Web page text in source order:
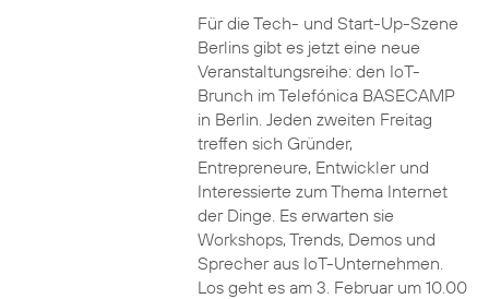
Für die Tech- und Start-Up-Szene
Berlins gibt es jetzt eine neue
Veranstaltungsreihe: den IoT-
Brunch im Telefónica BASECAMP
in Berlin. Jeden zweiten Freitag
treffen sich Gründer,
Entrepreneure, Entwickler und
Interessierte zum Thema Internet
der Dinge. Es erwarten sie
Workshops, Trends, Demos und
Sprecher aus IoT-Unternehmen.
Los geht es am 3. Februar um 10.00